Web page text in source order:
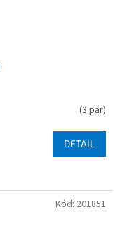
(3 pár)
DETAIL
Kód: 201851